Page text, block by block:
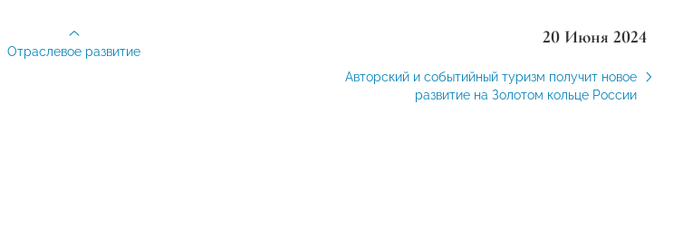
20 Июня 2024
Авторский и событийный туризм получит новое
развитие на Золотом кольце России
Отраслевое развитие